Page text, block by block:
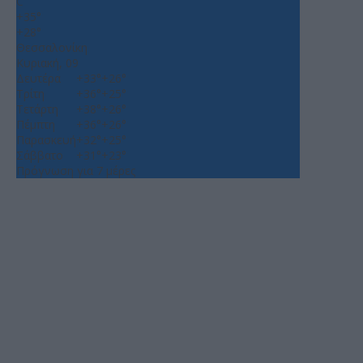
+35°
+28°
Θεσσαλονίκη
Κυριακή, 09
Δευτέρα
+33°+26°
Τρίτη
+36°+25°
Τετάρτη
+38°+26°
Πέμπτη
+36°+26°
Παρασκευή+32°+25°
Σάββατο
+31°+23°
Πρόγνωση για 7 μέρες